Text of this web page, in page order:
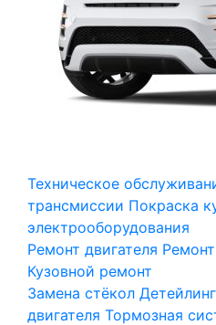
Техническое
трансмиссии Покраска
электрооборудования
Ремонт двигателя
Кузовной ремонт
Замена стёкол Детейлинг
двигателя Тормозная